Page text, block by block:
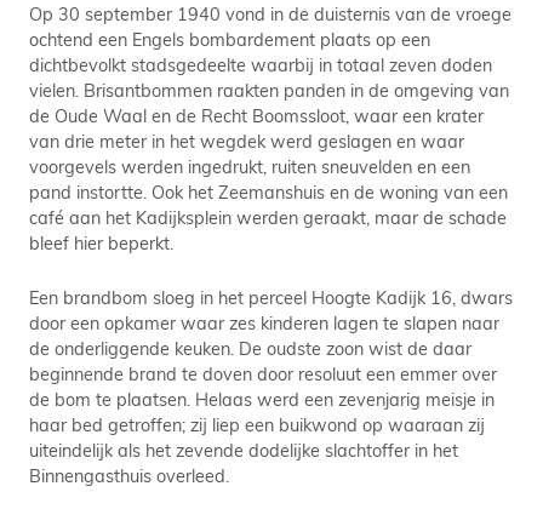
Op 30 september 1940 vond in de duisternis van de vroege
ochtend een Engels bombardement plaats op een
dichtbevolkt stadsgedeelte waarbij in totaal zeven doden
vielen. Brisantbommen raakten panden in de omgeving van
de Oude Waal en de Recht Boomssloot, waar een krater
van drie meter in het wegdek werd geslagen en waar
voorgevels werden ingedrukt, ruiten sneuvelden en een
pand instortte. Ook het Zeemanshuis en de woning van een
café aan het Kadijksplein werden geraakt, maar de schade
bleef hier beperkt.
Een brandbom sloeg in het perceel Hoogte Kadijk 16, dwars
door een opkamer waar zes kinderen lagen te slapen naar
de onderliggende keuken. De oudste zoon wist de daar
beginnende brand te doven door resoluut een emmer over
de bom te plaatsen. Helaas werd een zevenjarig meisje in
haar bed getroffen; zij liep een buikwond op waaraan zij
uiteindelijk als het zevende dodelijke slachtoffer in het
Binnengasthuis overleed.